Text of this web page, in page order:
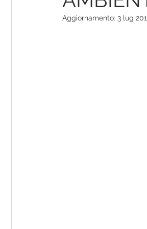
Aggiornamento: 3 lug